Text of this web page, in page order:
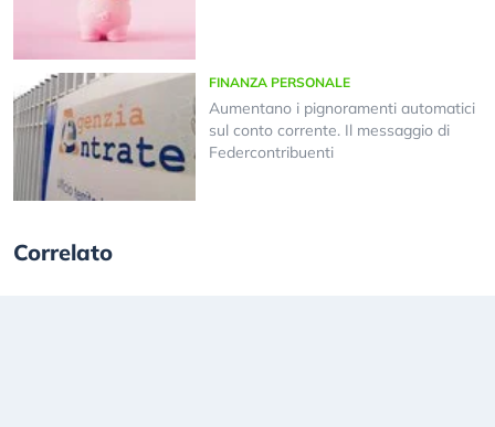
FINANZA PERSONALE
Aumentano i pignoramenti automatici
sul conto corrente. Il messaggio di
Federcontribuenti
Correlato